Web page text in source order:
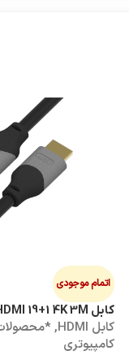
اتمام موجودی
کابل ENZO HDMI 19+1 4K 3M
کابل HDMI ,
کامپیوتری